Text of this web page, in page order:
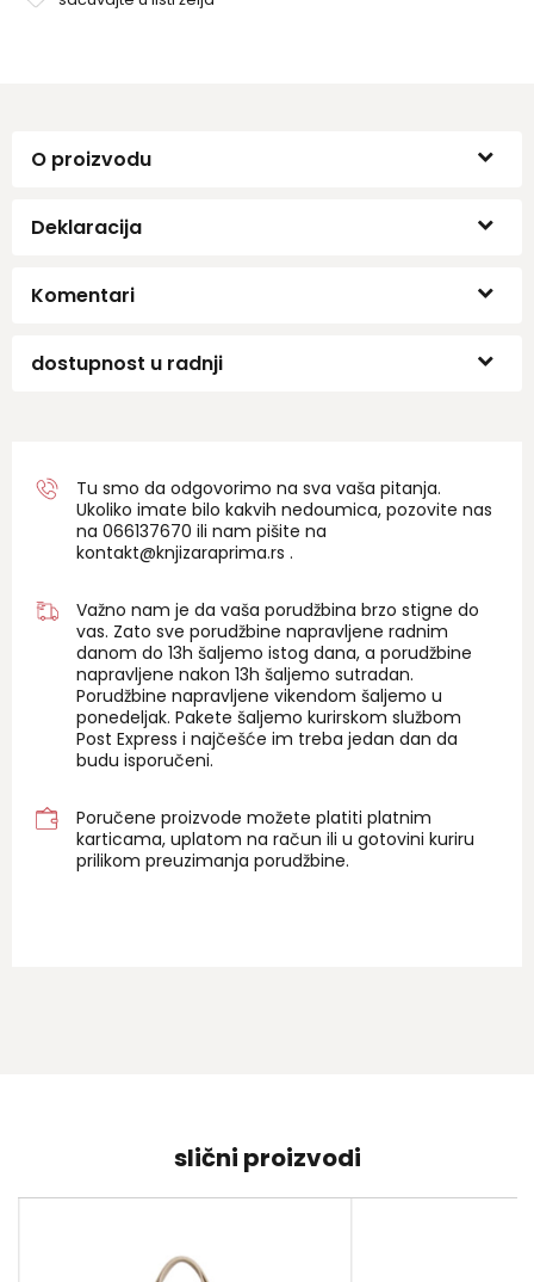
O proizvodu
Deklaracija
Komentari
dostupnost u radnji
Tu smo da odgovorimo na sva vaša pitanja.
Ukoliko imate bilo kakvih nedoumica, pozovite nas
na 066137670 ili nam pišite na
kontakt@knjizaraprima.rs .
Važno nam je da vaša porudžbina brzo stigne do
vas. Zato sve porudžbine napravljene radnim
danom do 13h šaljemo istog dana, a porudžbine
napravljene nakon 13h šaljemo sutradan.
Porudžbine napravljene vikendom šaljemo u
ponedeljak. Pakete šaljemo kurirskom službom
Post Express i najčešće im treba jedan dan da
budu isporučeni.
Poručene proizvode možete platiti platnim
karticama, uplatom na račun ili u gotovini kuriru
prilikom preuzimanja porudžbine.
slični proizvodi